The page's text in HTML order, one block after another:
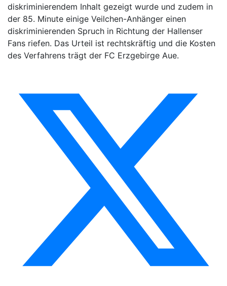
diskriminierendem Inhalt gezeigt wurde und zudem in
der 85. Minute einige Veilchen-Anhänger einen
diskriminierenden Spruch in Richtung der Hallenser
Fans riefen. Das Urteil ist rechtskräftig und die Kosten
des Verfahrens trägt der FC Erzgebirge Aue.